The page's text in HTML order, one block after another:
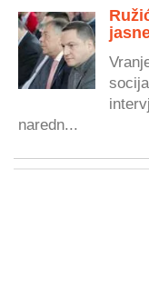
naredn...